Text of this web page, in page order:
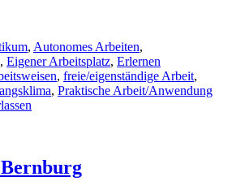
, Autonomes Arbeiten,
, Eigener Arbeitsplatz, Erlernen
, freie/eigenständige Arbeit,
, Praktische Arbeit/Anwendung